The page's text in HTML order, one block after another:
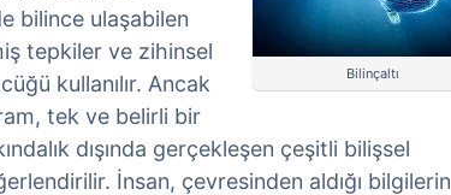
Bilinçaltı
bilince ulaşabilen
tepkiler ve zihinsel
kullanılır. Ancak
tek ve belirli bir
dışında gerçekleşen çeşitli bilişsel
İnsan, çevresinden aldığı bilgilerin